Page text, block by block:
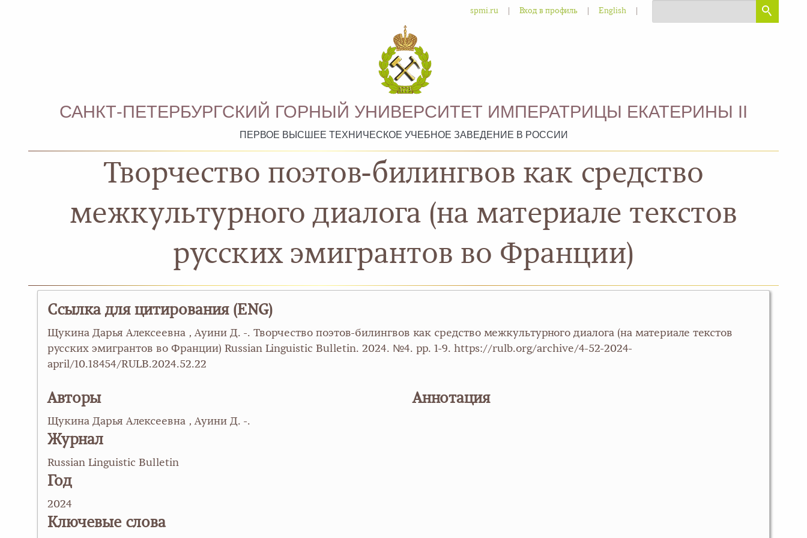
spmi.ru Вход в профиль English
САНКТ-ПЕТЕРБУРГСКИЙ ГОРНЫЙ УНИВЕРСИТЕТ ИМПЕРАТРИЦЫ ЕКАТЕРИНЫ II
ПЕРВОЕ ВЫСШЕЕ ТЕХНИЧЕСКОЕ УЧЕБНОЕ ЗАВЕДЕНИЕ В РОССИИ
Творчество поэтов-билингвов как средство
межкультурного диалога (на материале текстов
русских эмигрантов во Франции)
Ссылка для цитирования (ENG)
Щукина Дарья Алексеевна , Ауини Д. -. Творчество поэтов-билингвов как средство межкультурного диалога (на материале текстов
русских эмигрантов во Франции) Russian Linguistic Bulletin. 2024. №4. pp. 1-9. https://rulb.org/archive/4-52-2024-
april/10.18454/RULB.2024.52.22
Авторы
Щукина Дарья Алексеевна , Ауини Д. -.
Журнал
Russian Linguistic Bulletin
Год
2024
Ключевые слова
Аннотация